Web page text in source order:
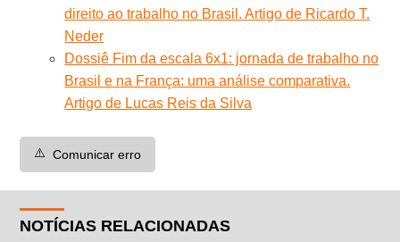
direito ao trabalho no Brasil. Artigo de Ricardo T.
Neder
Dossiê Fim da escala 6x1: jornada de trabalho no
Brasil e na França: uma análise comparativa.
Artigo de Lucas Reis da Silva
⚠️ Comunicar erro
NOTÍCIAS RELACIONADAS